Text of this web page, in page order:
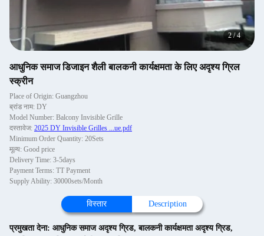
2/4
आधुनिक समाज डिजाइन शैली बालकनी कार्यक्षमता के लिए अदृश्य ग्रिल
स्क्रीन
Place of Origin: Guangzhou
ब्रांड नाम: DY
Model Number: Balcony Invisible Grille
दस्तावेज: 2025 DY Invisible Grilles ...ue.pdf
Minimum Order Quantity: 20Sets
मूल्य: Good price
Delivery Time: 3-5days
Payment Terms: TT Payment
Supply Ability: 30000sets/Month
विस्तार Description
प्रमुखता देना: आधुनिक समाज अदृश्य ग्रिड,बालकनी कार्यक्षमता अदृश्य ग्रिड,